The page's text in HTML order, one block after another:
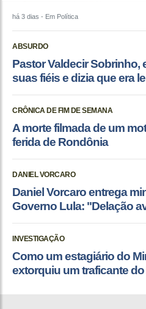
há 3 dias - Em Política
ABSURDO
Pastor Valdecir Sobrinho,
suas fiéis e dizia que era
CRÔNICA DE FIM DE SEMANA
A morte filmada de um
ferida de Rondônia
DANIEL VORCARO
Daniel Vorcaro entrega
Governo Lula: "Delação
INVESTIGAÇÃO
Como um estagiário do
extorquiu um traficante do